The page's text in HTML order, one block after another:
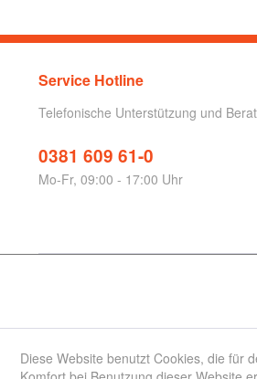
Service Hotline
Telefonische Unterstützung und
0381 609 61-0
Mo-Fr, 09:00 - 17:00 Uhr
Diese Website benutzt Cookies, die für